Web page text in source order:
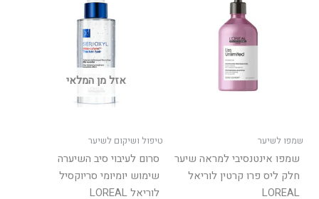
שמפו לשיער
שמפו אינטנסיבי למראה שיער
חלק ליס פרו קרטין לוריאל
LOREAL
אזל מן המלאי
טיפול ושיקום לשיער
סרום לעיבוי סיב השיערה
שימוש יומיומי סריוקסיל
לוריאל LOREAL